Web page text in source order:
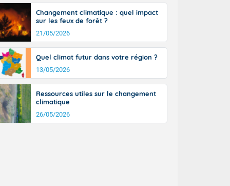
Aquitaine,
de-
sont
sont
un peu
du pays en
Des
le Jura et
de
et
sur le
en
h. Côté
entre
en Anjou.
pointes
Changement climatique : quel impact
sur les feux de forêt ?
21/05/2026
Quel climat futur dans votre région ?
13/05/2026
Ressources utiles sur le changement
climatique
26/05/2026